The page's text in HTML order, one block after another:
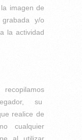
imagen de
y/o
la actividad
su
realice de
cualquier